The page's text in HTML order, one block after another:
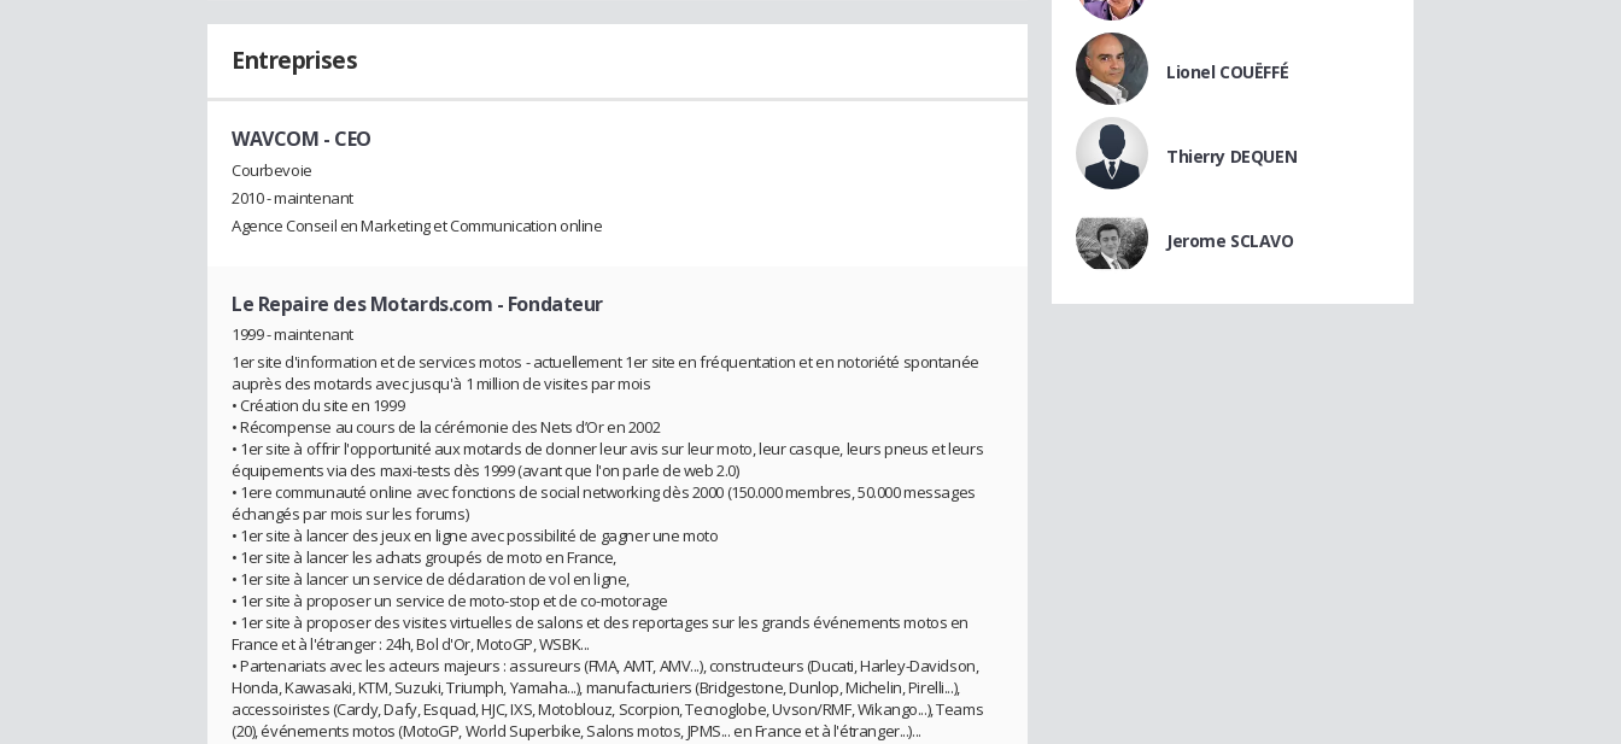
Entreprises
WAVCOM - CEO
Courbevoie
2010 - maintenant
Agence Conseil en Marketing et Communication online
Le Repaire des Motards.com - Fondateur
1999 - maintenant
1er site d'information et de services motos - actuellement 1er site en fréquentation et en notoriété spontanée
auprès des motards avec jusqu'à 1 million de visites par mois
• Création du site en 1999
• Récompense au cours de la cérémonie des Nets d’Or en 2002
• 1er site à offrir l'opportunité aux motards de donner leur avis sur leur moto, leur casque, leurs pneus et leurs
équipements via des maxi-tests dès 1999 (avant que l'on parle de web 2.0)
• 1ere communauté online avec fonctions de social networking dès 2000 (150.000 membres, 50.000 messages
échangés par mois sur les forums)
• 1er site à lancer des jeux en ligne avec possibilité de gagner une moto
• 1er site à lancer les achats groupés de moto en France,
• 1er site à lancer un service de déclaration de vol en ligne,
• 1er site à proposer un service de moto-stop et de co-motorage
• 1er site à proposer des visites virtuelles de salons et des reportages sur les grands événements motos en
France et à l'étranger : 24h, Bol d'Or, MotoGP, WSBK...
• Partenariats avec les acteurs majeurs : assureurs (FMA, AMT, AMV...), constructeurs (Ducati, Harley-Davidson,
Honda, Kawasaki, KTM, Suzuki, Triumph, Yamaha...), manufacturiers (Bridgestone, Dunlop, Michelin, Pirelli...),
accessoiristes (Cardy, Dafy, Esquad, HJC, IXS, Motoblouz, Scorpion, Tecnoglobe, Uvson/RMF, Wikango...), Teams
(20), événements motos (MotoGP, World Superbike, Salons motos, JPMS... en France et à l'étranger...)...
Lionel COUËFFÉ
Thierry DEQUEN
Jerome SCLAVO